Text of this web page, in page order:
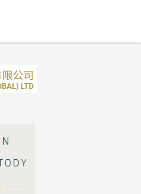
名字
名稱